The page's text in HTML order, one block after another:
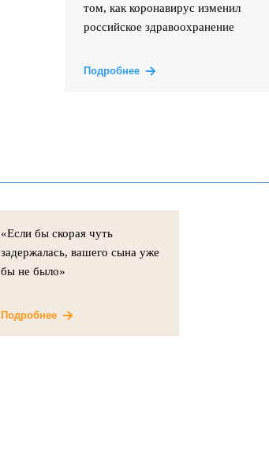
том, как коронавирус изменил
российское здравоохранение
Подробнее
«Если бы скорая чуть
задержалась, вашего сына уже
бы не было»
Подробнее